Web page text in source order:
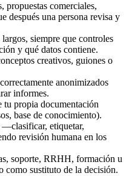
propuestas comerciales,
después una persona revisa y
siempre que controles
y qué datos contiene.
creativos, guiones o
anonimizados
informes.
tu propia documentación
base de conocimiento).
—clasificar, etiquetar,
revisión humana en los
soporte, RRHH, formación u
como sustituto de la decisión.